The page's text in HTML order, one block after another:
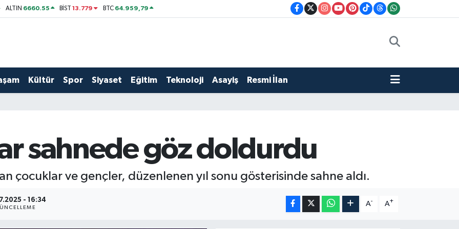
ALTIN 6660.55 BİST13.779 BTC 64.959,79
Kültür Spor Siyaset Eğitim Teknoloji Asayiş Resmi İlan
sahnede göz doldurdu
çocuklar ve gençler, düzenlenen yıl sonu gösterisinde sahne aldı.
- 16:34 A- A+